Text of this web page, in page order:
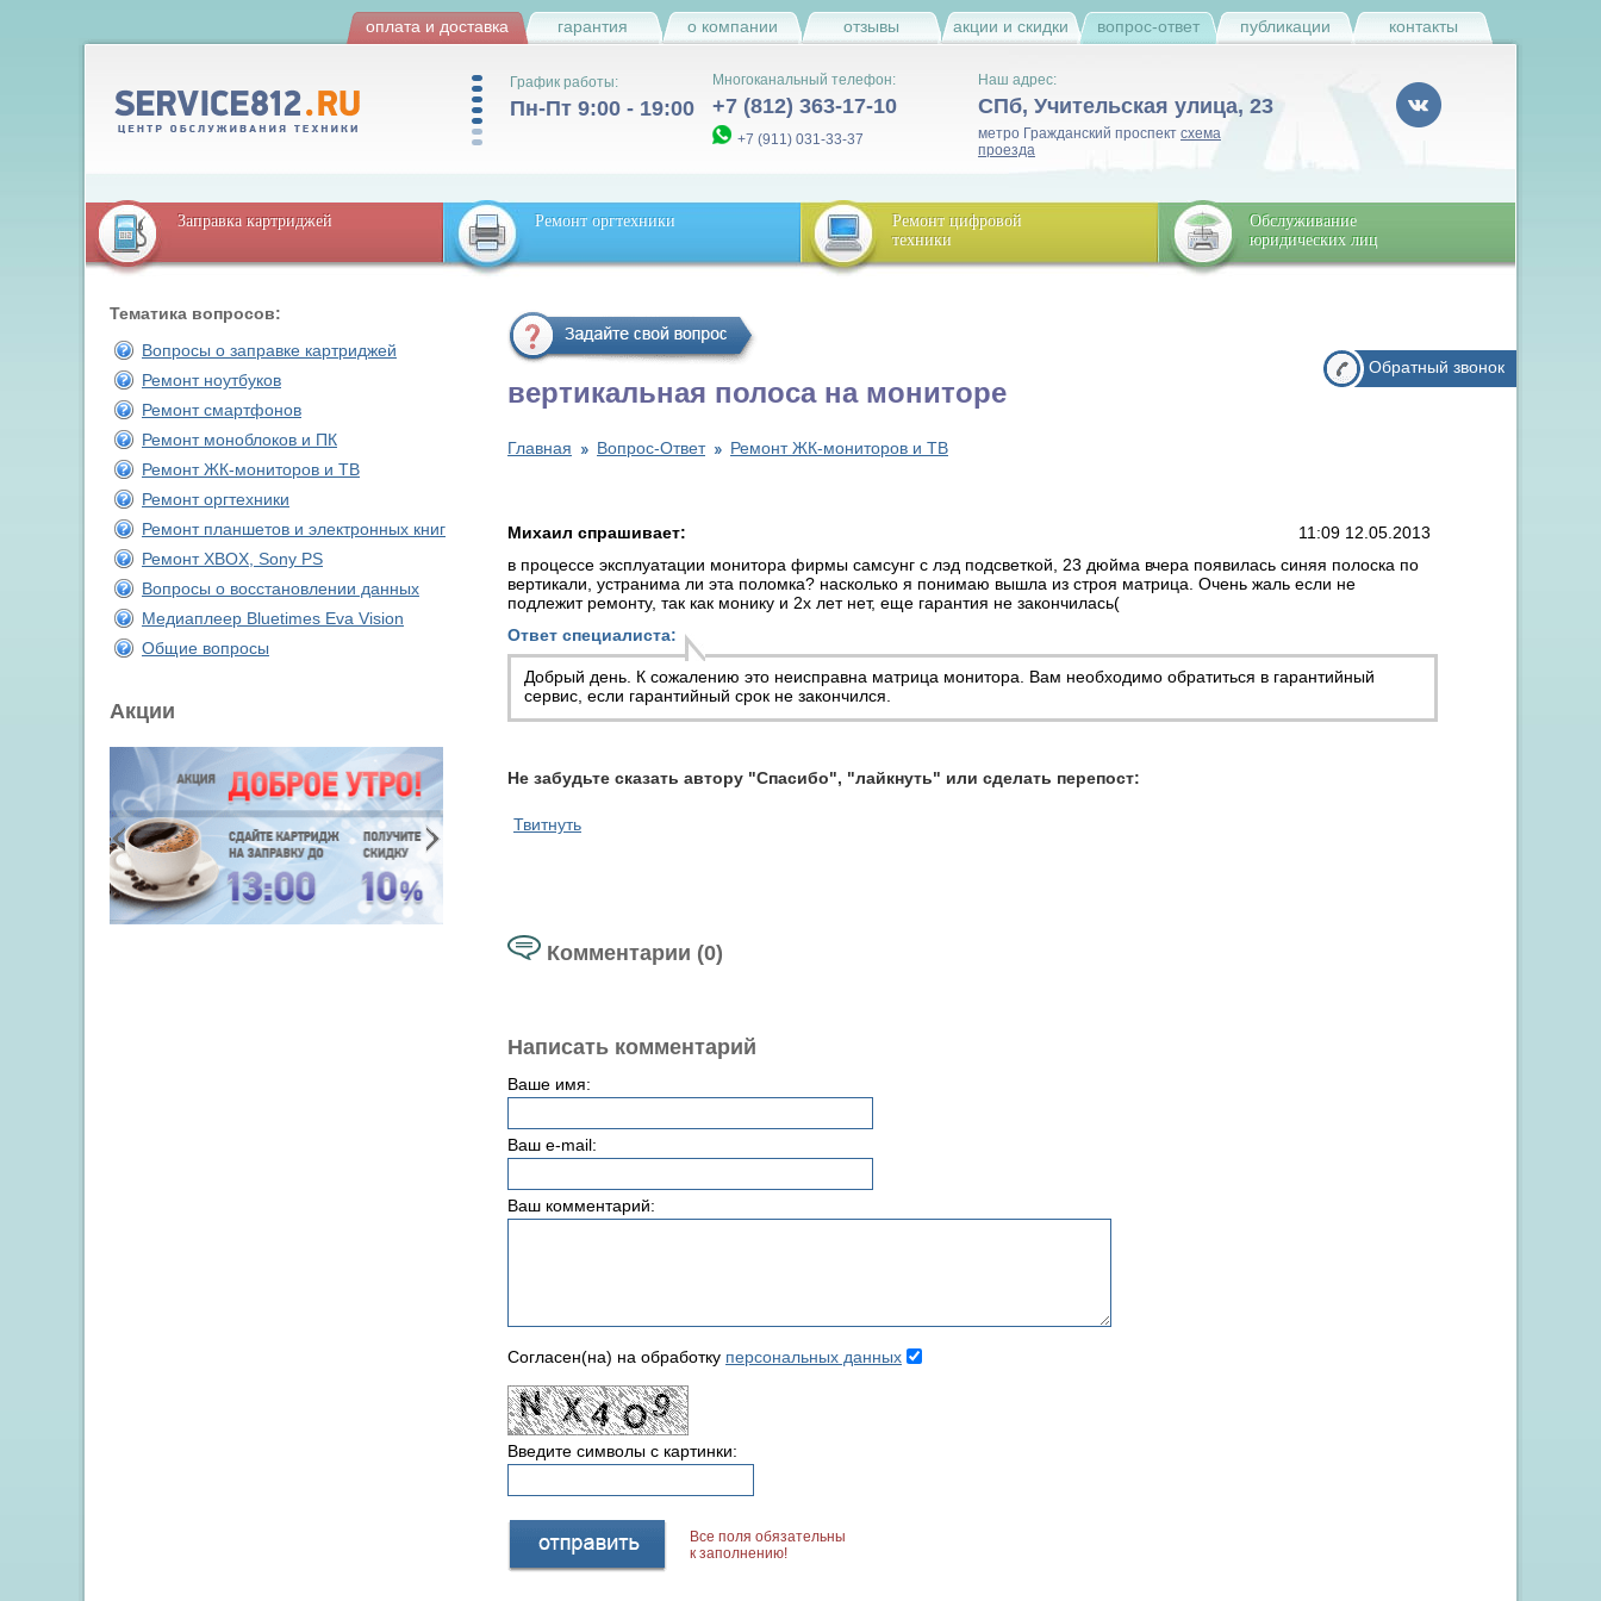
оплата и доставка гарантия о компании отзывы акции и скидки вопрос-ответ публикации контакты
График работы:
Пн-Пт 9:00 - 19:00
Многоканальный телефон:
+7 (812) 363-17-10
+7 (911) 031-33-37
Наш адрес:
СПб, Учительская улица, 23
метро Гражданский проспект схема
проезда
Заправка картриджей Ремонт оргтехники
Ремонт цифровой
техники
Обслуживание
юридических лиц
Тематика вопросов:
Вопросы о заправке картриджей
Ремонт ноутбуков
Ремонт смартфонов
Ремонт моноблоков и ПК
Ремонт ЖК-мониторов и ТВ
Ремонт оргтехники
Ремонт планшетов и электронных книг
Ремонт XBOX, Sony PS
Вопросы о восстановлении данных
Медиаплеер Bluetimes Eva Vision
Общие вопросы
Акции
вертикальная полоса на мониторе
Главная Вопрос-Ответ Ремонт ЖК-мониторов и ТВ
Михаил спрашивает:
11:09 12.05.2013
в процессе эксплуатации монитора фирмы самсунг с лэд подсветкой, 23 дюйма вчера появилась синяя полоска по
вертикали, устранима ли эта поломка? насколько я понимаю вышла из строя матрица. Очень жаль если не
подлежит ремонту, так как монику и 2х лет нет, еще гарантия не закончилась(
Ответ специалиста:
Добрый день. К сожалению это неисправна матрица монитора. Вам необходимо обратиться в гарантийный
сервис, если гарантийный срок не закончился.
Не забудьте сказать автору "Спасибо", "лайкнуть" или сделать перепост:
Твитнуть
Комментарии (0)
Написать комментарий
Ваше имя:
Ваш e-mail:
Ваш комментарий:
Согласен(на) на обработку персональных данных
Введите символы с картинки:
Все поля обязательны
к заполнению!
Обратный звонок